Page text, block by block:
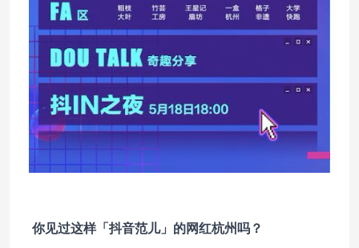
你见过这样「抖音范儿」的网红杭州吗？